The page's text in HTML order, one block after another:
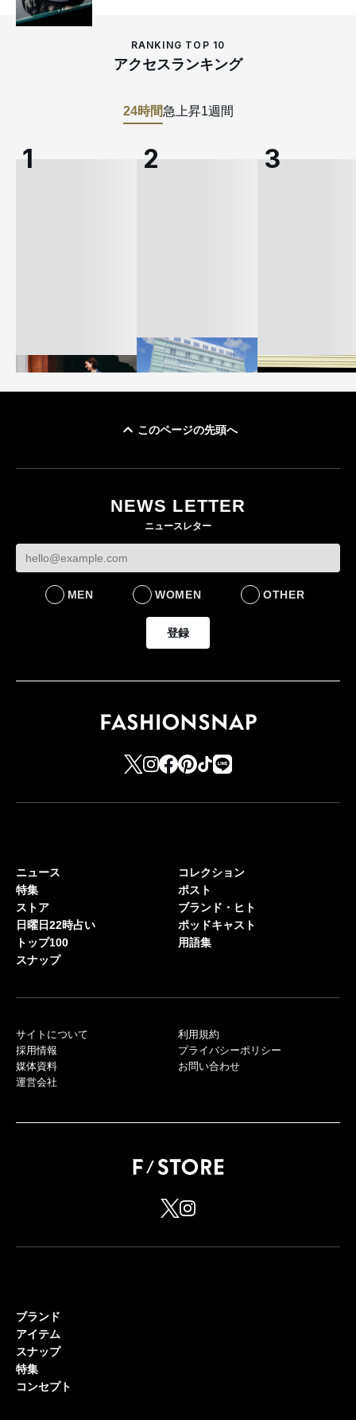
RANKING TOP 10
アクセスランキング
24時間急上昇1週間
ケットなど7型を発売
FASHION
このページの先頭へ
NEWS LETTER
ニュースレター
MEN WOMEN OTHER
登録
ニュース
特集
ストア
日曜日22時占い
トップ100
スナップ
コレクション
ポスト
ブランド・ヒト
ポッドキャスト
用語集
サイトについて
採用情報
媒体資料
運営会社
利用規約
プライバシーポリシー
お問い合わせ
ブランド
アイテム
スナップ
特集
コンセプト